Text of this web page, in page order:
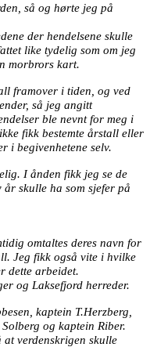
så og hørte jeg på
der hendelsene skulle
like tydelig som om jeg
morbrors kart.
framover i tiden, og ved
så jeg angitt
ble nevnt for meg i
fikk bestemte årstall eller
i begivenhetene selv.
I ånden fikk jeg se de
skulle ha som sjefer på
omtaltes deres navn for
Jeg fikk også vite i hvilke
dette arbeidet.
og Laksefjord herreder.
kaptein T.Herzberg,
og kaptein Riber.
at verdenskrigen skulle